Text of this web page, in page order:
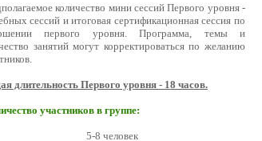
количество мини сессий Первого уровня -
сессий и итоговая сертификационная сессия по
первого уровня. Программа, темы и
занятий могут корректироваться по желанию
длительность Первого уровня - 18 часов.
участников в группе:
5-8 человек